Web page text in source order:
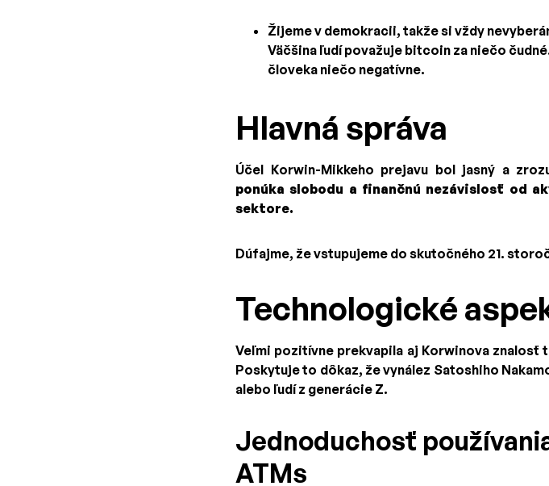
Žijeme v demokracii, takže si vždy
Väčšina ľudí považuje bitcoin za niečo
človeka niečo negatívne.
Hlavná správa
Účel Korwin-Mikkeho prejavu bol jasný a
ponúka slobodu a finančnú nezávislosť od
sektore.
Dúfajme, že vstupujeme do skutočného 21.
Technologické
Veľmi pozitívne prekvapila aj Korwinova
Poskytuje to dôkaz, že vynález Satoshiho
alebo ľudí z generácie Z.
Jednoduchosť
ATMs